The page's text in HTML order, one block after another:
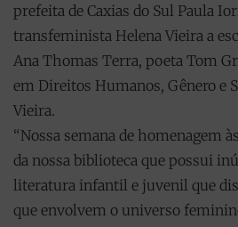
prefeita de Caxias do Sul Paula
transfeminista Helena Vieira a
Ana Thomas Terra, poeta Tom
em Direitos Humanos, Gênero e
Vieira.
“Nossa semana de homenagem
da nossa biblioteca que possui
literatura infantil e juvenil que
que envolvem o universo